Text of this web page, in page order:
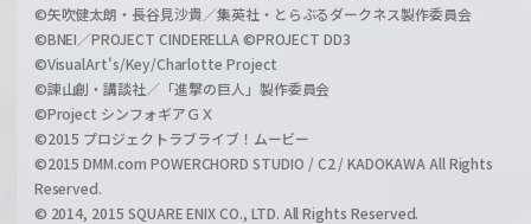
©矢吹健太朗・長谷見沙貴／集英社・とらぶるダークネス製作委員会
©BNEI／PROJECT CINDERELLA ©PROJECT DD3
©VisualArt's/Key/Charlotte Project
©諫山創・講談社／「進撃の巨人」製作委員会
©Project シンフォギアＧＸ
©2015 プロジェクトラブライブ！ムービー
©2015 DMM.com POWERCHORD STUDIO / C2 / KADOKAWA All Rights
Reserved.
© 2014, 2015 SQUARE ENIX CO., LTD. All Rights Reserved.